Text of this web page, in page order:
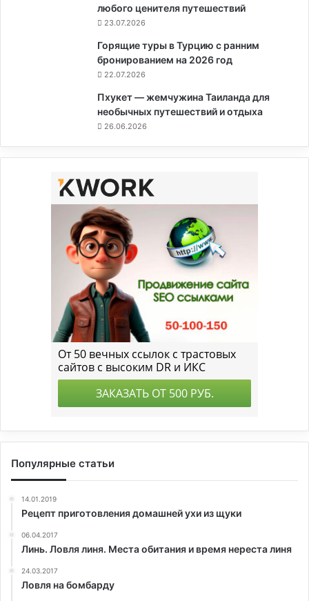
любого ценителя путешествий
23.07.2026
Горящие туры в Турцию с ранним
бронированием на 2026 год
22.07.2026
Пхукет — жемчужина Таиланда для
необычных путешествий и отдыха
26.06.2026
Популярные статьи
14.01.2019
Рецепт приготовления домашней ухи из щуки
06.04.2017
Линь. Ловля линя. Места обитания и время нереста линя
24.03.2017
Ловля на бомбарду